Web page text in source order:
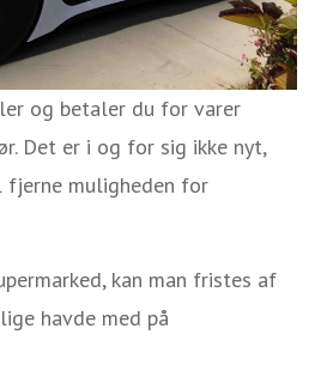
og betaler du for varer
Det er i og for sig ikke nyt,
fjerne muligheden for
kan man fristes af
havde med på